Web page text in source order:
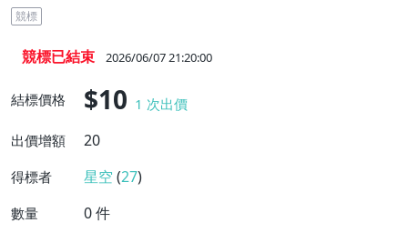
競標
競標已結束 2026/06/07 21:20:00
結標價格 $10 1 次出價
出價增額
20
得標者 星空 (27)
數量 0件